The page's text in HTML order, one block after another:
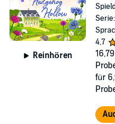
Reinhören
Serie:
4,7
für